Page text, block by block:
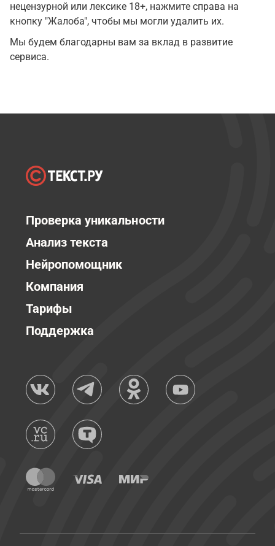
нецензурной или лексике 18+, нажмите справа на
кнопку "Жалоба", чтобы мы могли удалить их.
Мы будем благодарны вам за вклад в развитие
сервиса.
Проверка уникальности
Анализ текста
Нейропомощник
Компания
Тарифы
Поддержка